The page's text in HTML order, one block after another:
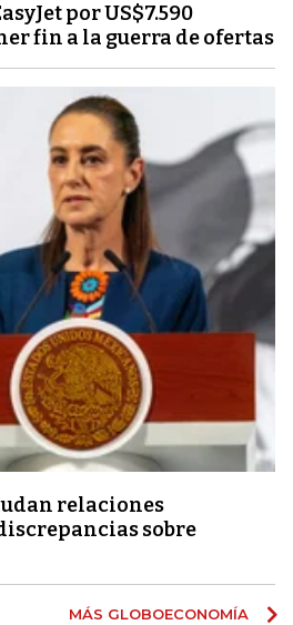
por US$7.590
fin a la guerra de ofertas
relaciones
sobre
MÁS GLOBOECONOMÍA